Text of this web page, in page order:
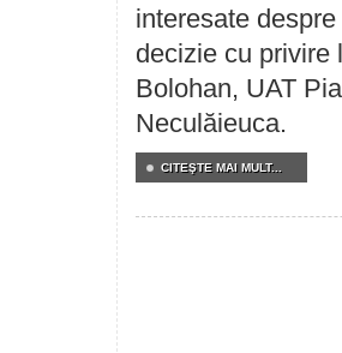
interesate
decizie cu privire
Bolohan, UAT
Neculăieuca.
CITEŞTE MAI MULT...